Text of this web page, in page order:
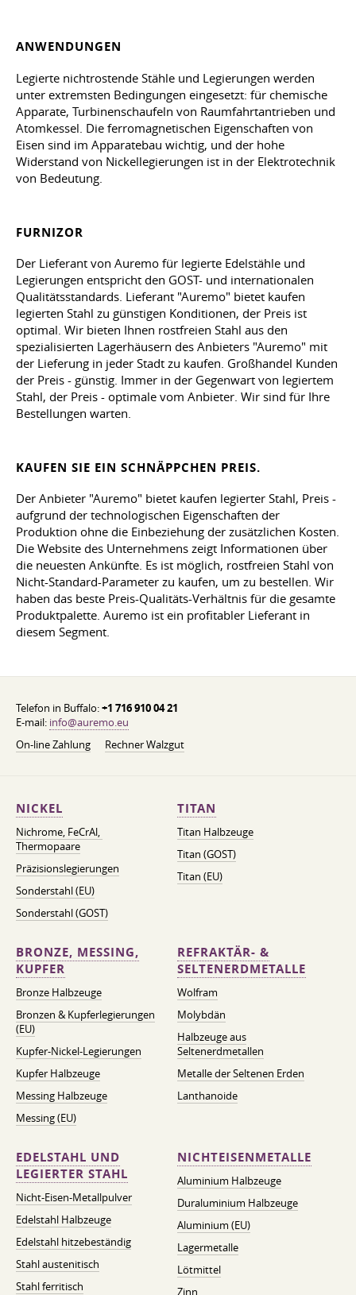
ANWENDUNGEN
Legierte nichtrostende Stähle und Legierungen werden
unter extremsten Bedingungen eingesetzt: für chemische
Apparate, Turbinenschaufeln von Raumfahrtantrieben und
Atomkessel. Die ferromagnetischen Eigenschaften von
Eisen sind im Apparatebau wichtig, und der hohe
Widerstand von Nickellegierungen ist in der Elektrotechnik
von Bedeutung.
FURNIZOR
Der Lieferant von Auremo für legierte Edelstähle und
Legierungen entspricht den GOST- und internationalen
Qualitätsstandards. Lieferant "Auremo" bietet kaufen
legierten Stahl zu günstigen Konditionen, der Preis ist
optimal. Wir bieten Ihnen rostfreien Stahl aus den
spezialisierten Lagerhäusern des Anbieters "Auremo" mit
der Lieferung in jeder Stadt zu kaufen. Großhandel Kunden
der Preis - günstig. Immer in der Gegenwart von legiertem
Stahl, der Preis - optimale vom Anbieter. Wir sind für Ihre
Bestellungen warten.
KAUFEN SIE EIN SCHNÄPPCHEN PREIS.
Der Anbieter "Auremo" bietet kaufen legierter Stahl, Preis -
aufgrund der technologischen Eigenschaften der
Produktion ohne die Einbeziehung der zusätzlichen Kosten.
Die Website des Unternehmens zeigt Informationen über
die neuesten Ankünfte. Es ist möglich, rostfreien Stahl von
Nicht-Standard-Parameter zu kaufen, um zu bestellen. Wir
haben das beste Preis-Qualitäts-Verhältnis für die gesamte
Produktpalette. Auremo ist ein profitabler Lieferant in
diesem Segment.
Telefon in Buffalo:+1 716 910 04 21
E-mail: info@auremo.eu
On-line Zahlung
Rechner Walzgut
NICKEL
Nichrome, FeСrAl, ​​
Thermopaare
Präzisionslegierungen
Sonderstahl (EU)
Sonderstahl (GOST)
TITAN
Titan Halbzeuge
Titan (GOST)
Titan (EU)
BRONZE, MESSING,
KUPFER
Bronze Halbzeuge
Bronzen & Kupferlegierungen
(EU)
Kupfer-Nickel-Legierungen
Kupfer Halbzeuge
Messing Halbzeuge
Messing (EU)
REFRAKTÄR- &
SELTENERDMETALLE
Wolfram
Molybdän
Halbzeuge aus
Seltenerdmetallen
Metalle der Seltenen Erden
Lanthanoide
EDELSTAHL UND
LEGIERTER STAHL
Nicht-Eisen-Metallpulver
Edelstahl Halbzeuge
Edelstahl hitzebeständig
Stahl austenitisch
Stahl ferritisch
NICHTEISENMETALLE
Aluminium Halbzeuge
Duraluminium Halbzeuge
Aluminium (EU)
Lagermetalle
Lötmittel
Zinn